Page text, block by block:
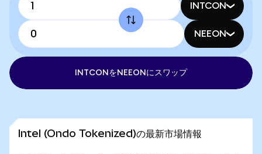
INTCON
NEEON
INTCONをNEEONにスワップ
Intel (Ondo Tokenized)の最新市場情報